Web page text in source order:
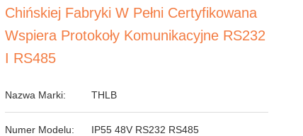
Chińskiej Fabryki W Pełni Certyfikowana
Wspiera Protokoły Komunikacyjne RS232
I RS485
Nazwa Marki: THLB
Numer Modelu: IP55 48V RS232 RS485